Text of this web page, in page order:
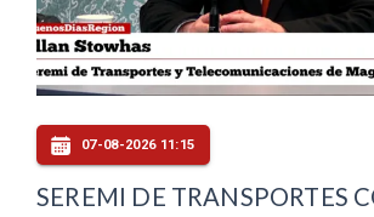
07-08-2026 11:15
SEREMI DE TRANSPORTES